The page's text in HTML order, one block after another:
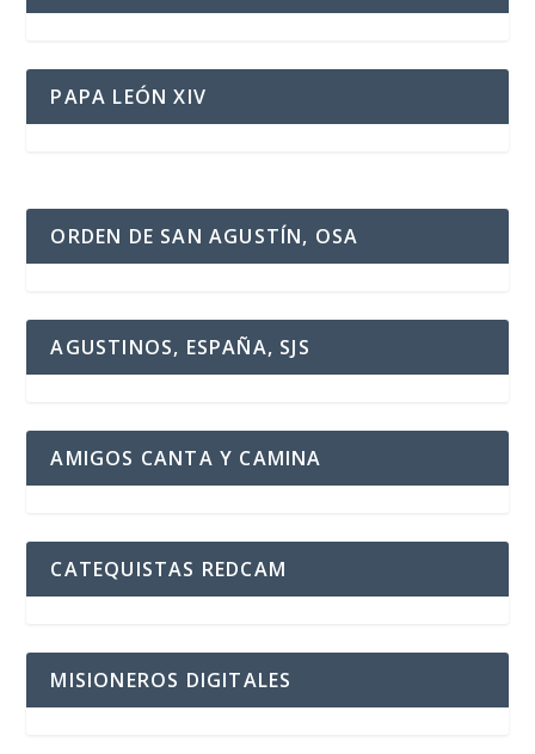
PAPA LEÓN XIV
ORDEN DE SAN AGUSTÍN, OSA
AGUSTINOS, ESPAÑA, SJS
AMIGOS CANTA Y CAMINA
CATEQUISTAS REDCAM
MISIONEROS DIGITALES